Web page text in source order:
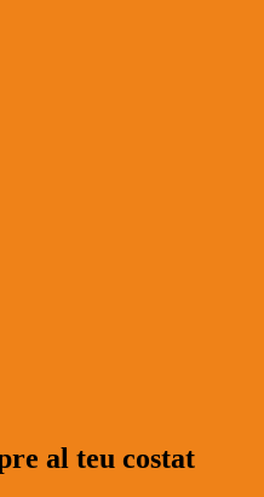
al teu costat